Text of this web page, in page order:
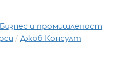
Бизнес и промишленост
Джоб Консулт